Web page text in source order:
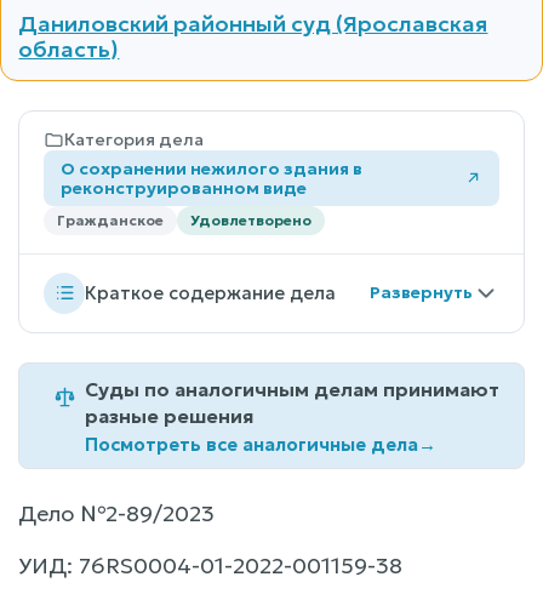
Даниловский районный суд (Ярославская
область)
Категория дела
О сохранении нежилого здания в
реконструированном виде
Гражданское Удовлетворено
Краткое содержание дела
Суды по аналогичным делам принимают
разные решения
Посмотреть все аналогичные дела→
Дело №2-89/2023
УИД: 76RS0004-01-2022-001159-38